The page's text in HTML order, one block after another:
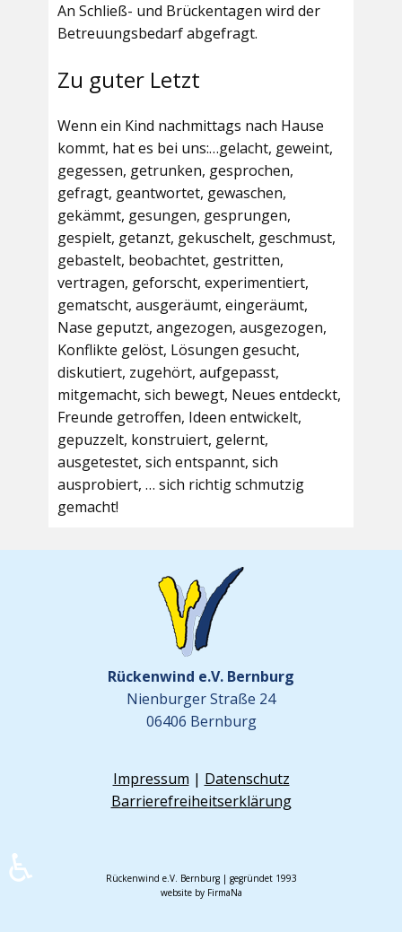
An Schließ- und Brückentagen wird der
Betreuungsbedarf abgefragt.
Zu guter Letzt
Wenn ein Kind nachmittags nach Hause
kommt, hat es bei uns:…gelacht, geweint,
gegessen, getrunken, gesprochen,
gefragt, geantwortet, gewaschen,
gekämmt, gesungen, gesprungen,
gespielt, getanzt, gekuschelt, geschmust,
gebastelt, beobachtet, gestritten,
vertragen, geforscht, experimentiert,
gematscht, ausgeräumt, eingeräumt,
Nase geputzt, angezogen, ausgezogen,
Konflikte gelöst, Lösungen gesucht,
diskutiert, zugehört, aufgepasst,
mitgemacht, sich bewegt, Neues entdeckt,
Freunde getroffen, Ideen entwickelt,
gepuzzelt, konstruiert, gelernt,
ausgetestet, sich entspannt, sich
ausprobiert, … sich richtig schmutzig
gemacht!
Rückenwind e.V. Bernburg
Nienburger Straße 24
06406 Bernburg
Impressum | Datenschutz
Barrierefreiheitserklärung
Rückenwind e.V. Bernburg | gegründet 1993
website by FirmaNa